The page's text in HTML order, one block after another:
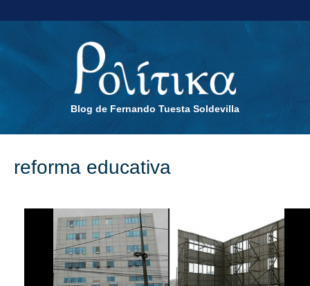
Blog de Fernando Tuesta Soldevilla
reforma educativa